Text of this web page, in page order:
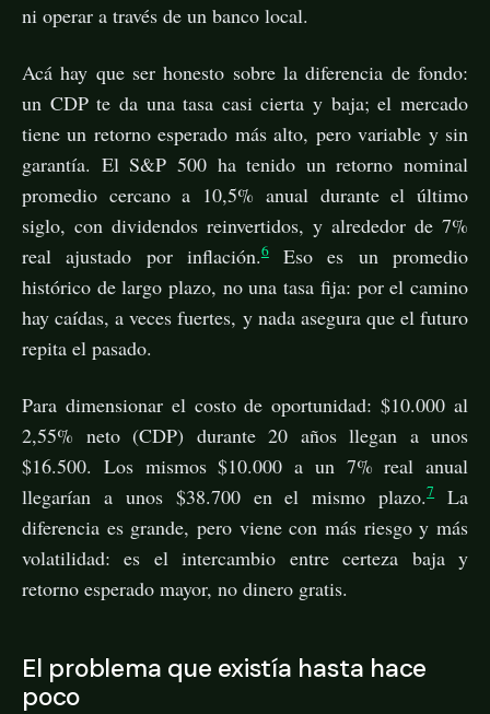
ni operar a través de un banco local.
Acá hay que ser honesto sobre la diferencia de fondo:
un CDP te da una tasa casi cierta y baja; el mercado
tiene un retorno esperado más alto, pero variable y sin
garantía. El S&P 500 ha tenido un retorno nominal
promedio cercano a 10,5% anual durante el último
siglo, con dividendos reinvertidos, y alrededor de 7%
real ajustado por inflación.6Eso es un promedio
histórico de largo plazo, no una tasa fija: por el camino
hay caídas, a veces fuertes, y nada asegura que el futuro
repita el pasado.
Para dimensionar el costo de oportunidad: $10.000 al
2,55% neto (CDP) durante 20 años llegan a unos
$16.500. Los mismos $10.000 a un 7% real anual
llegarían a unos $38.700 en el mismo plazo.7La
diferencia es grande, pero viene con más riesgo y más
volatilidad: es el intercambio entre certeza baja y
retorno esperado mayor, no dinero gratis.
El problema que existía hasta hace
poco